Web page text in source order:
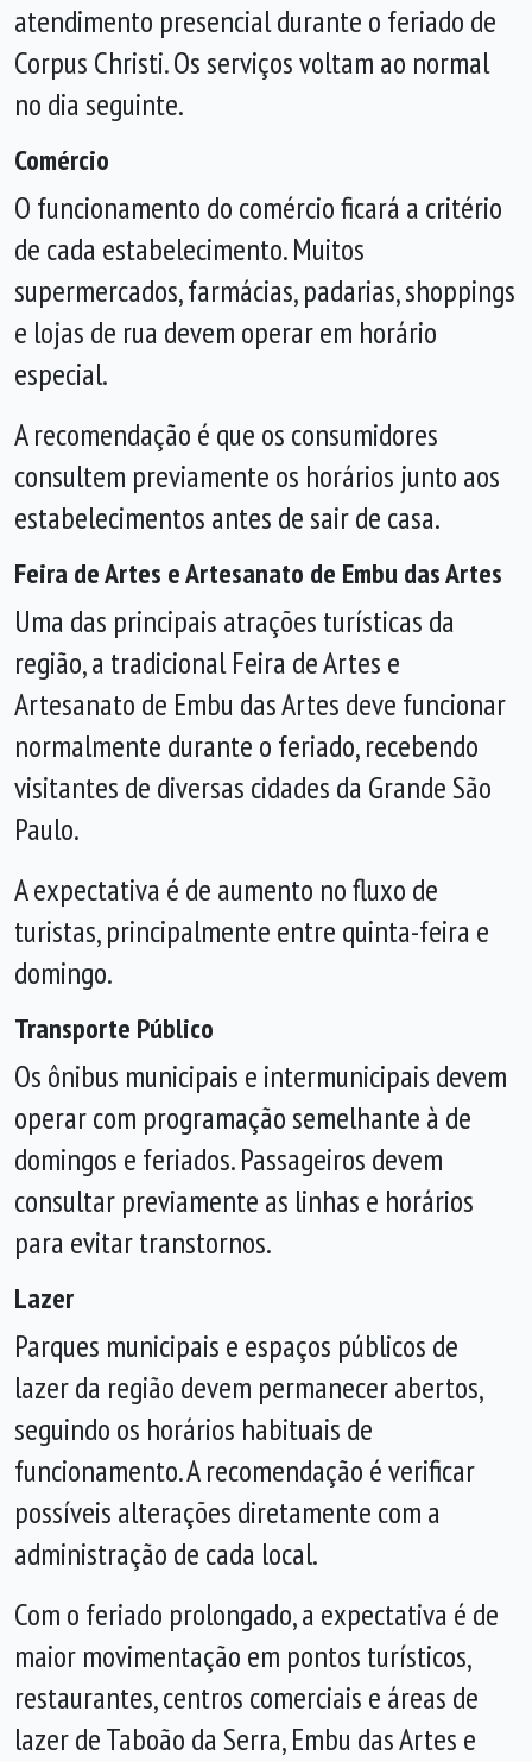
atendimento presencial durante o feriado de
Corpus Christi. Os serviços voltam ao normal
no dia seguinte.
Comércio
O funcionamento do comércio ficará a critério
de cada estabelecimento. Muitos
supermercados, farmácias, padarias, shoppings
e lojas de rua devem operar em horário
especial.
A recomendação é que os consumidores
consultem previamente os horários junto aos
estabelecimentos antes de sair de casa.
Feira de Artes e Artesanato de Embu das Artes
Uma das principais atrações turísticas da
região, a tradicional Feira de Artes e
Artesanato de Embu das Artes deve funcionar
normalmente durante o feriado, recebendo
visitantes de diversas cidades da Grande São
Paulo.
A expectativa é de aumento no fluxo de
turistas, principalmente entre quinta-feira e
domingo.
Transporte Público
Os ônibus municipais e intermunicipais devem
operar com programação semelhante à de
domingos e feriados. Passageiros devem
consultar previamente as linhas e horários
para evitar transtornos.
Lazer
Parques municipais e espaços públicos de
lazer da região devem permanecer abertos,
seguindo os horários habituais de
funcionamento. A recomendação é verificar
possíveis alterações diretamente com a
administração de cada local.
Com o feriado prolongado, a expectativa é de
maior movimentação em pontos turísticos,
restaurantes, centros comerciais e áreas de
lazer de Taboão da Serra, Embu das Artes e